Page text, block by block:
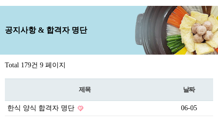
공지사항 & 합격자 명단
Total 179건 9 페이지
제목 날짜
한식 양식 합격자 명단 06-05